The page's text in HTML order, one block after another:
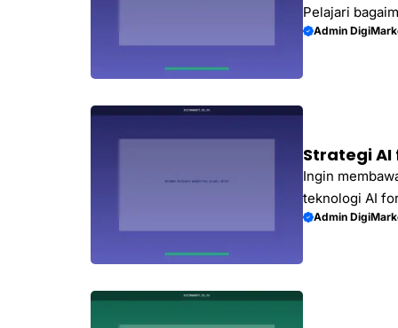
Pelajari
dan mengapa
Admin
Strategi AI
Ingin
teknologi AI
global dengan
Admin